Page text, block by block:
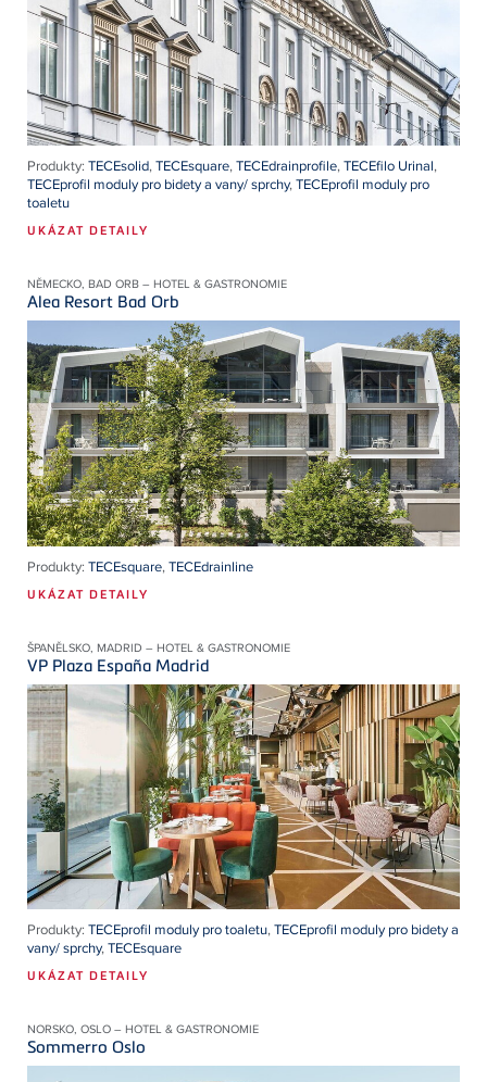
Produkty: TECEsolid,TECEsquare,TECEdrainprofile,TECEfilo Urinal,
TECEprofil moduly pro bidety a vany/ sprchy,TECEprofil moduly pro
toaletu
UKÁZAT DETAILY
NĚMECKO, BAD ORB – HOTEL & GASTRONOMIE
Alea Resort Bad Orb
Produkty: TECEsquare,TECEdrainline
UKÁZAT DETAILY
ŠPANĚLSKO, MADRID – HOTEL & GASTRONOMIE
VP Plaza España Madrid
Produkty: TECEprofil moduly pro toaletu,TECEprofil moduly pro bidety a
vany/ sprchy,TECEsquare
UKÁZAT DETAILY
NORSKO, OSLO – HOTEL & GASTRONOMIE
Sommerro Oslo